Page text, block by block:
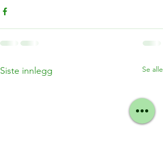
Siste innlegg Se alle